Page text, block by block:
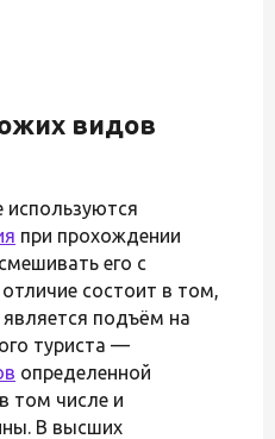
видов
используются
при прохождении
его с
отличие состоит в том,
подъём на
туриста —
определенной
том числе и
В высших